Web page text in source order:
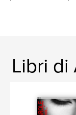
Libri di